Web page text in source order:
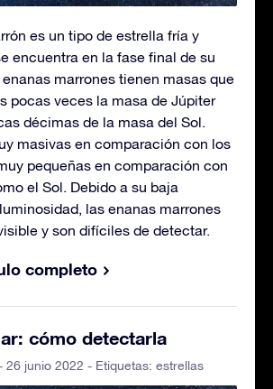
es un tipo de estrella fría y
encuentra en la fase final de su
marrones tienen masas que
pocas veces la masa de Júpiter
décimas de la masa del Sol.
masivas en comparación con los
pequeñas en comparación con
el Sol. Debido a su baja
las enanas marrones
y son difíciles de detectar.
completo
cómo detectarla
26 junio 2022 - Etiquetas: estrellas